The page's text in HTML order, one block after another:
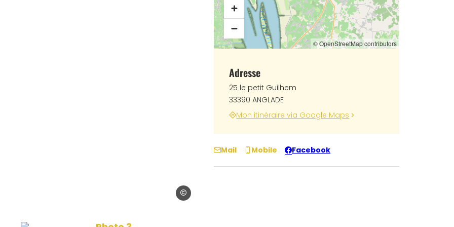
© Madame Terral
© OpenStreetMap contributors
Adresse
25 le petit Guilhem
33390 ANGLADE
Mon itinéraire via Google Maps
Mail Mobile Facebook